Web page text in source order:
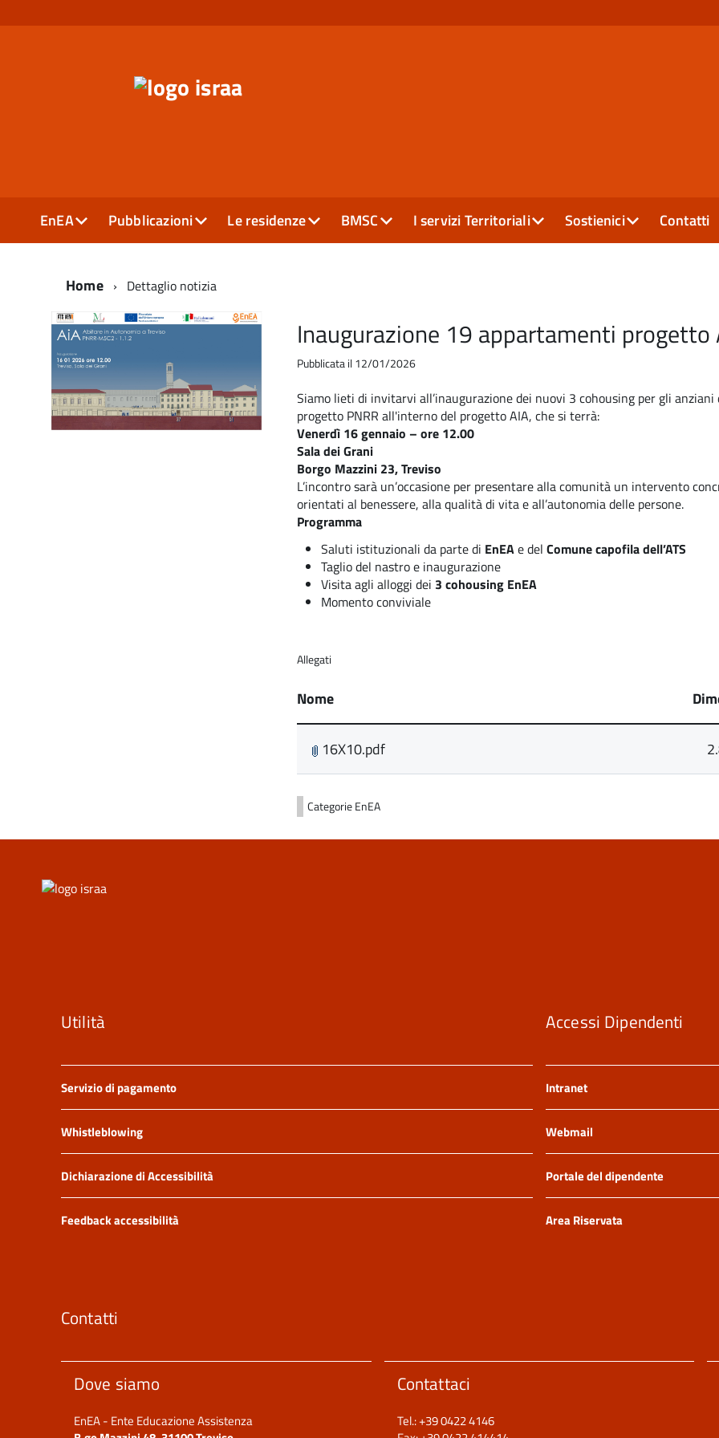
EnEA Pubblicazioni Le residenze BMSC I servizi Territoriali Sostienici Contatti
Home Dettaglio notizia
Inaugurazione 19 appartamenti progetto
Pubblicata il 12/01/2026
Siamo lieti di invitarvi all’inaugurazione dei nuovi 3 cohousing per gli
progetto PNRR all'interno del progetto AIA, che si terrà:
Venerdì 16 gennaio – ore 12.00
Sala dei Grani
Borgo Mazzini 23, Treviso
L’incontro sarà un’occasione per presentare alla comunità un intervento
orientati al benessere, alla qualità di vita e all’autonomia delle persone.
Programma
Saluti istituzionali da parte di EnEAe del Comune capofila dell’ATS
Taglio del nastro e inaugurazione
Visita agli alloggi dei 3 cohousing EnEA
Momento conviviale
Allegati
Nome
16X10.pdf
CategorieEnEA
Utilità
Servizio di pagamento
Whistleblowing
Dichiarazione di Accessibilità
Feedback accessibilità
Accessi Dipendenti
Intranet
Webmail
Portale del dipendente
Area Riservata
Contatti
Dove siamo
EnEA - Ente Educazione Assistenza
Contattaci
Tel.: +39 0422 4146